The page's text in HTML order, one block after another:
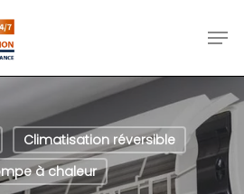
Climatisation réversible
à chaleur